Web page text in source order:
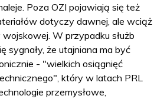
Poza OZI pojawiają się też
dotyczy dawnej, ale wciąż
W przypadku służb
sygnały, że utajniana ma być
- "wielkich osiągnięć
który w latach PRL
przemysłowe,